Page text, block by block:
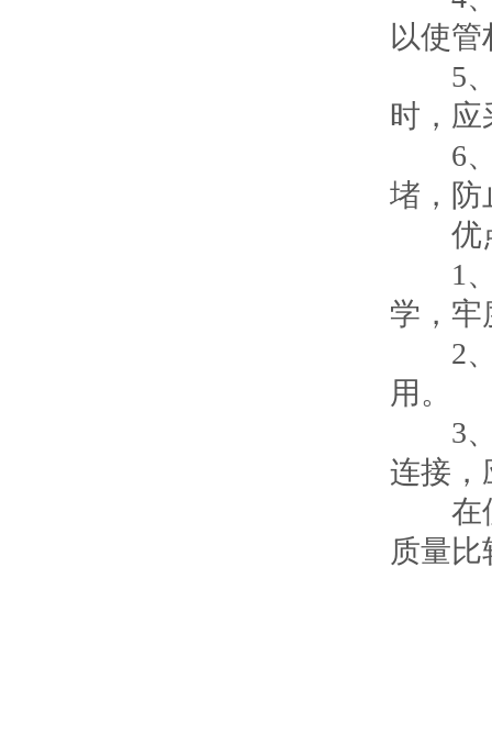
以使
5、
时，应
6、
堵，防
优点
1、
学，牢
2、
用。
3、
连接，
在使
质量